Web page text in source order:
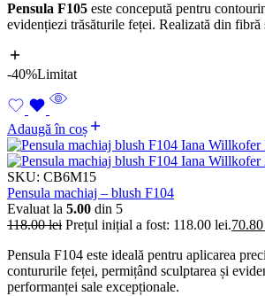
Pensula F105 este concepută pentru
evidențiezi trăsăturile feței. Realizată din
-40%Limitat
Adaugă în coș
SKU: CB6M15
Pensula machiaj – blush F104
Evaluat la 5.00 din 5
118.00lei Prețul inițial a fost: 118.00 lei.70.80
Pensula F104 este ideală pentru aplicarea
contururile feței, permițând sculptarea și
performanței sale excepționale.